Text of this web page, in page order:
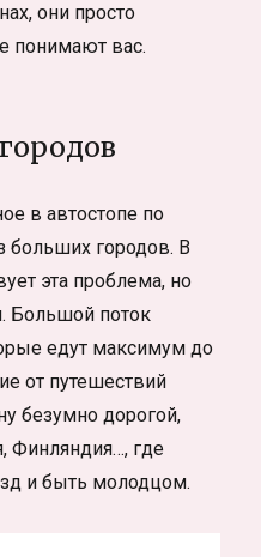
они просто
понимают вас.
в автостопе по
больших городов. В
эта проблема, но
Большой поток
едут максимум до
от путешествий
безумно дорогой,
Финляндия…, где
и быть молодцом.